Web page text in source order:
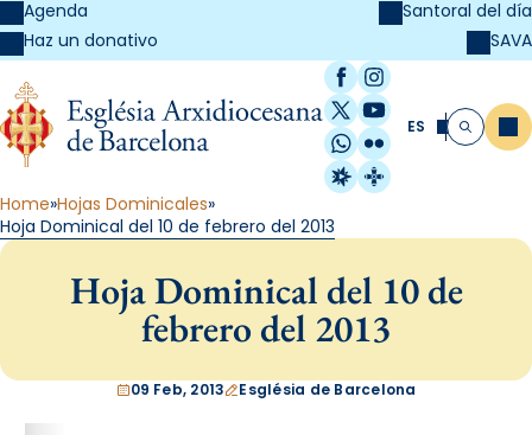
Agenda
Haz un donativo
Santoral del día
SAVA
Facebook
Instagram
X / Twitter
YouTube
WhatsApp
Flickr
Radio Estel
Catalunya
ES Buscar
Home Hojas Dominicales
Hoja Dominical del 10 de febrero del 2013
Hoja Dominical del 10 de
febrero del 2013
09 Feb, 2013 Església de Barcelona